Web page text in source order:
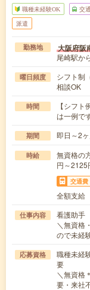
職種未経験OK 交
派遣
勤務地 大阪府阪
尾崎駅か
曜日頻度
シフト制
相談OK
時間
【シフ
は一例で
期間 即日～2
時給
無資格の
円～2125
交通費
全額支給
仕事内容
看護助手
＼無資格
ので未経
応募資格
職種未経
要
＼無資格
要・来社